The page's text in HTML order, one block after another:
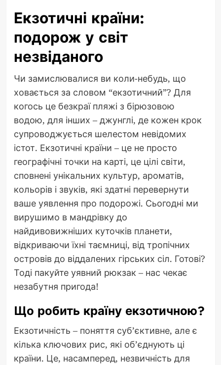
Екзотичні країни:
подорож у світ
незвіданого
Чи замислювалися ви коли-небудь, що
ховається за словом “екзотичний”? Для
когось це безкраї пляжі з бірюзовою
водою, для інших – джунглі, де кожен крок
супроводжується шелестом невідомих
істот. Екзотичні країни – це не просто
географічні точки на карті, це цілі світи,
сповнені унікальних культур, ароматів,
кольорів і звуків, які здатні перевернути
ваше уявлення про подорожі. Сьогодні ми
вирушимо в мандрівку до
найдивовижніших куточків планети,
відкриваючи їхні таємниці, від тропічних
островів до віддалених гірських сіл. Готові?
Тоді пакуйте уявний рюкзак – нас чекає
незабутня пригода!
Що робить країну екзотичною?
Екзотичність – поняття суб’єктивне, але є
кілька ключових рис, які об’єднують ці
країни. Це, насамперед, незвичність для